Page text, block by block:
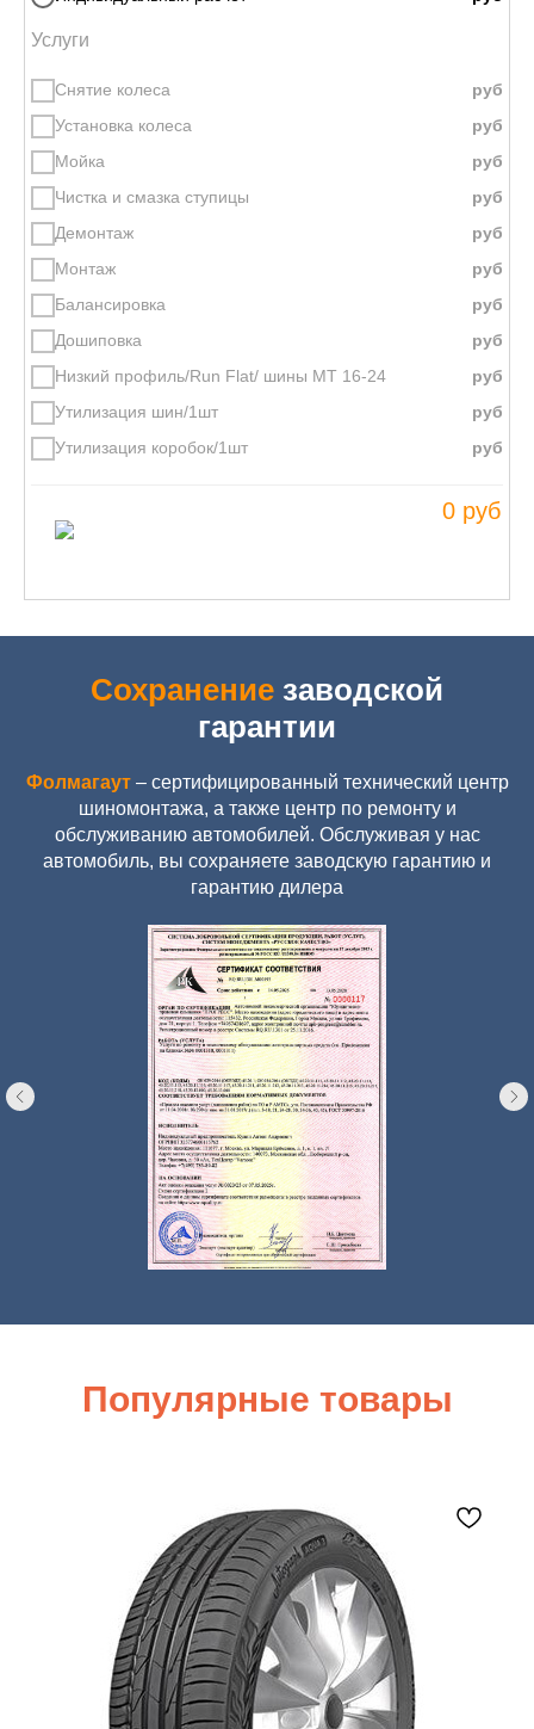
Услуги
Снятие колеса
Установка колеса
Мойка
Чистка и смазка ступицы
Демонтаж
Монтаж
Балансировка
Дошиповка
Низкий профиль/Run Flat/ шины МТ 16-24
Утилизация шин/1шт
Утилизация коробок/1шт
Сохранение заводской
гарантии
Фолмагаут – сертифицированный технический центр
шиномонтажа, а также центр по ремонту и
обслуживанию автомобилей. Обслуживая у нас
автомобиль, вы сохраняете заводскую гарантию и
гарантию дилера
Популярные товары